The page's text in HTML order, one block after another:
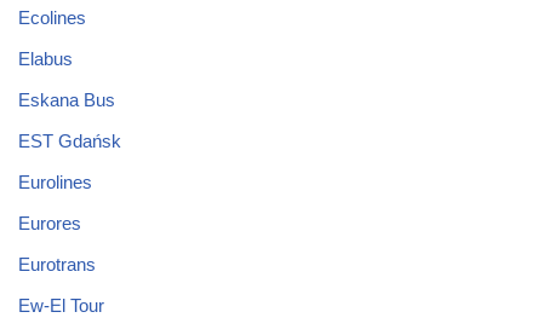
Ecolines
Elabus
Eskana Bus
EST Gdańsk
Eurolines
Eurores
Eurotrans
Ew-El Tour